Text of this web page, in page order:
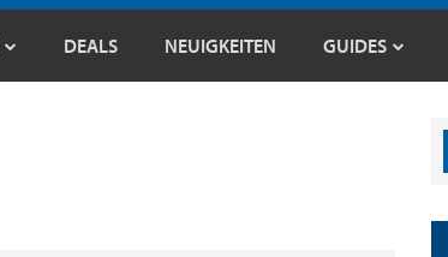
DEALS NEUIGKEITEN GUIDES